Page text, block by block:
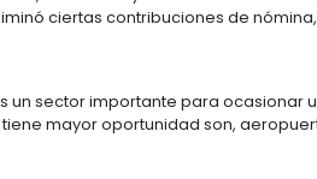
65) se posicionó como el
Business 2019, superando
se convirtió en el miembro
por lo que las
mundo desarrollado.